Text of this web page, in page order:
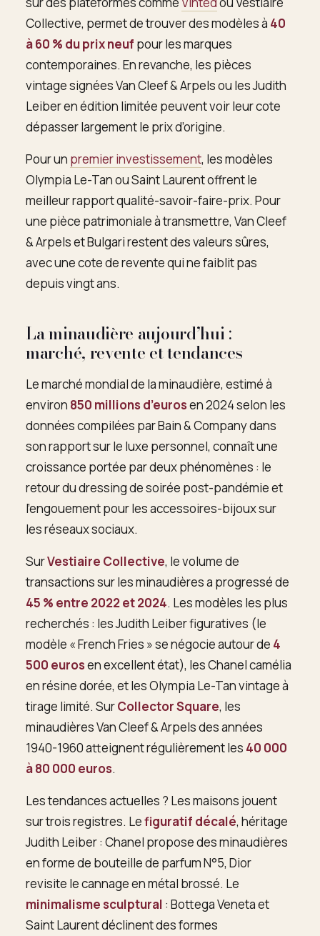
Collective, permet de trouver des modèles à 40
à 60 % du prix neuf pour les marques
contemporaines. En revanche, les pièces
vintage signées Van Cleef & Arpels ou les Judith
Leiber en édition limitée peuvent voir leur cote
dépasser largement le prix d’origine.
Pour un premier investissement, les modèles
Olympia Le-Tan ou Saint Laurent offrent le
meilleur rapport qualité-savoir-faire-prix. Pour
une pièce patrimoniale à transmettre, Van Cleef
& Arpels et Bulgari restent des valeurs sûres,
avec une cote de revente qui ne faiblit pas
depuis vingt ans.
La minaudière aujourd’hui :
marché, revente et tendances
Le marché mondial de la minaudière, estimé à
environ 850 millions d’eurosen 2024 selon les
données compilées par Bain & Company dans
son rapport sur le luxe personnel, connaît une
croissance portée par deux phénomènes : le
retour du dressing de soirée post-pandémie et
l’engouement pour les accessoires-bijoux sur
les réseaux sociaux.
SurVestiaire Collective, le volume de
transactions sur les minaudières a progressé de
45 % entre 2022 et 2024. Les modèles les plus
recherchés : les Judith Leiber figuratives (le
modèle « French Fries » se négocie autour de 4
500 eurosen excellent état), les Chanel camélia
en résine dorée, et les Olympia Le-Tan vintage à
tirage limité. SurCollector Square, les
minaudières Van Cleef & Arpels des années
1940-1960 atteignent régulièrement les 40 000
à 80 000 euros.
Les tendances actuelles ? Les maisons jouent
sur trois registres. Lefiguratif décalé, héritage
Judith Leiber : Chanel propose des minaudières
en forme de bouteille de parfum N°5, Dior
revisite le cannage en métal brossé. Le
minimalisme sculptural : Bottega Veneta et
Saint Laurent déclinent des formes